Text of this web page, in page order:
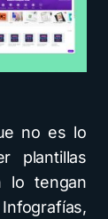
no es lo
plantillas
lo tengan